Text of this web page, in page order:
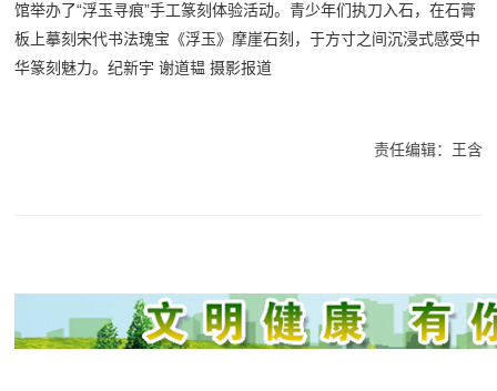
馆举办了“浮玉寻痕”手工篆刻体验活动。青少年们执刀入石，在石膏
板上摹刻宋代书法瑰宝《浮玉》摩崖石刻，于方寸之间沉浸式感受中
华篆刻魅力。纪新宇 谢道韫 摄影报道
责任编辑：王含